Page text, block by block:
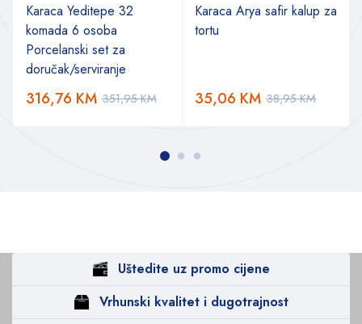
Karaca Yeditepe 32
komada 6 osoba
Porcelanski set za
doručak/serviranje
351,95KM
316,76 KM
Karaca Arya safir kalup za
tortu
38,95KM
35,06 KM
Uštedite uz promo cijene
Vrhunski kvalitet i dugotrajnost